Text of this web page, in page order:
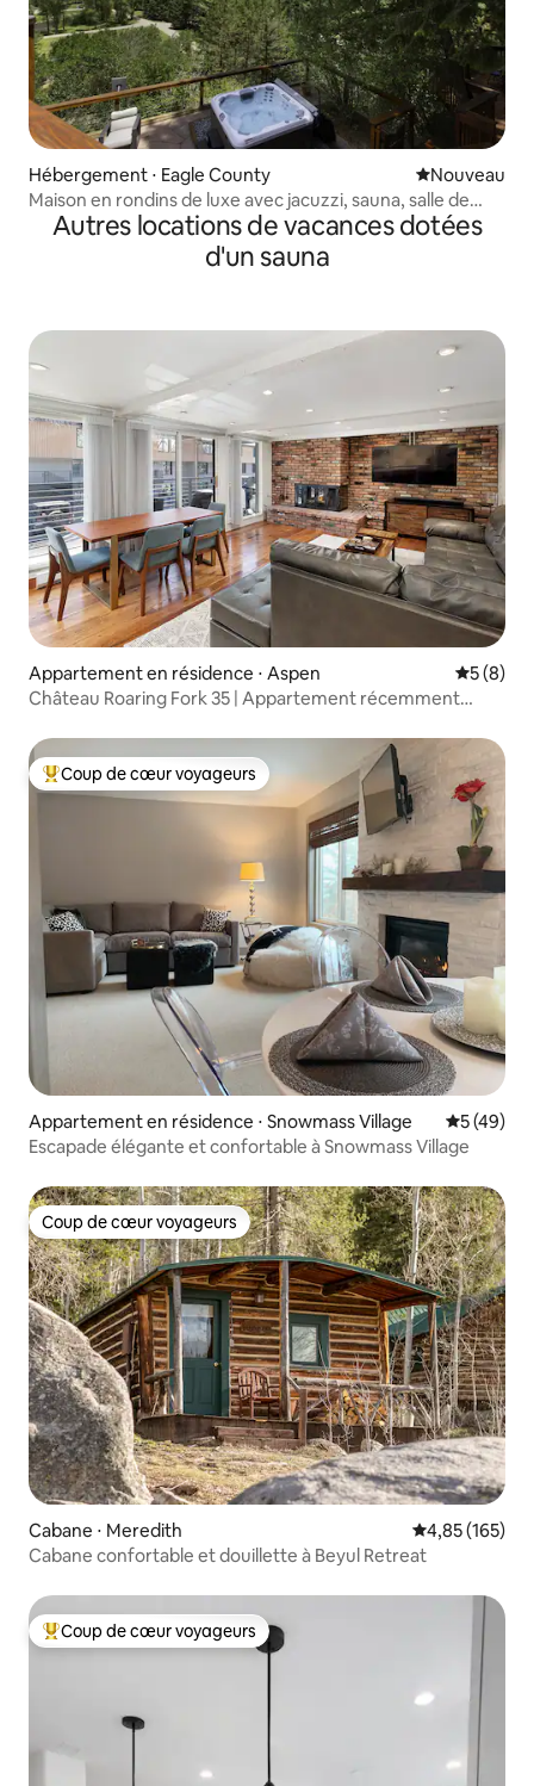
Hébergement ⋅ Eagle County Nouvel
Nouveau
Maison en rondins de luxe avec jacuzzi, sauna, salle de
jeux et vues
Autres locations de vacances dotées
d'un sauna
Appartement en résidence ⋅ Aspen
5 (8)
Château Roaring Fork 35 | Appartement récemment
Coups de cœur voyageurs les plus appréciés
Coup de cœur voyageurs
Appartement en résidence ⋅ Snowmass Village
5 (49)
Escapade élégante et confortable à Snowmass Village
Coup de cœur voyageurs
Coup de cœur voyageurs
Cabane ⋅ Meredith Évaluation
4,85 (165)
Cabane confortable et douillette à Beyul Retreat
Coups de cœur voyageurs les plus appréciés
Coup de cœur voyageurs